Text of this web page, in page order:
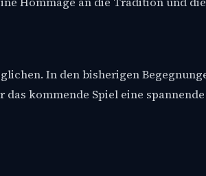
In den bisherigen
kommende Spiel eine spannende